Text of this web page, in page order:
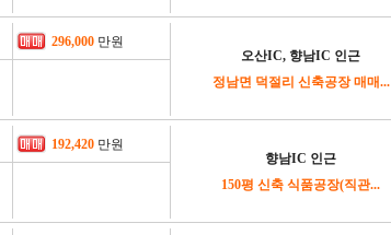
296,000 만원
오산IC, 향남IC 인근
정남면 덕절리 신축공장 매매...
192,420 만원
향남IC 인근
150평 신축 식품공장(직관...